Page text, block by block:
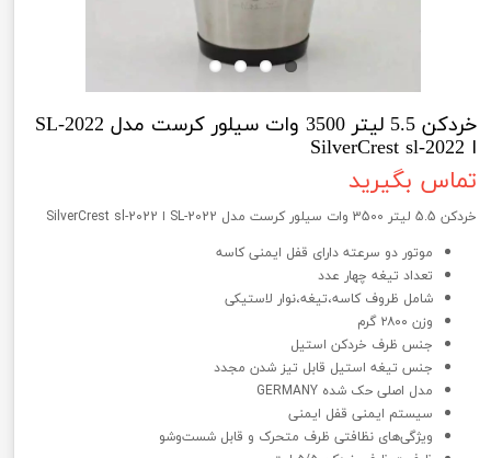
خردکن 5.5 لیتر 3500 وات سیلور کرست مدل SL-2022
ا SilverCrest sl-2022
تماس بگیرید
خردکن 5.5 لیتر 3500 وات سیلور کرست مدل SL-2022 ا SilverCrest sl-2022
موتور دو سرعته دارای قفل ایمنی کاسه
تعداد تیغه چهار عدد
شامل ظروف کاسه،تیغه،نوار لاستیکی
وزن ۲۸۰۰ گرم
جنس ظرف خردکن استیل
جنس تیغه استیل قابل تیز شدن مجدد
مدل اصلی حک شده GERMANY
سیستم ایمنی قفل ایمنی
ویژگی‌های نظافتی ظرف متحرک و قابل شست‌وشو